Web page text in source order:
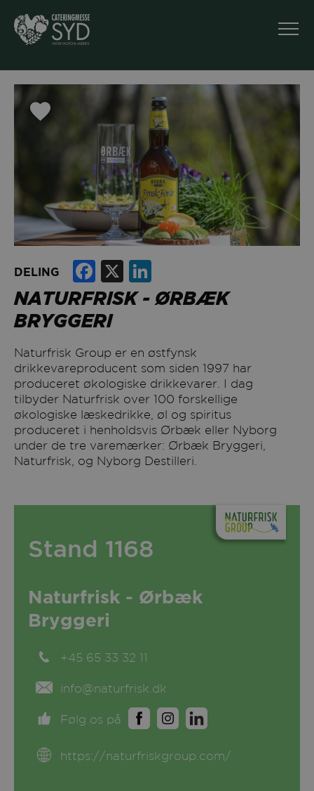
NATURFRISK - ØRBÆK
BRYGGERI
DELING Facebook
X
Naturfrisk Group er en østfynsk
drikkevareproducent som siden 1997 har
produceret økologiske drikkevarer. I dag
tilbyder Naturfrisk over 100 forskellige
økologiske læskedrikke, øl og spiritus
produceret i henholdsvis Ørbæk eller Nyborg
under de tre varemærker: Ørbæk Bryggeri,
Naturfrisk, og Nyborg Destilleri.
Stand 1168
Naturfrisk - Ørbæk
Bryggeri
+45 65 33 32 11
info@naturfrisk.dk
Følg os på
https://naturfriskgroup.com/